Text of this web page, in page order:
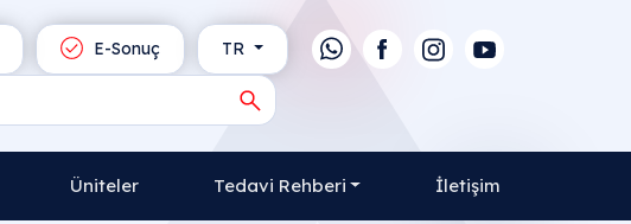
TR
E-Sonuç
Üniteler Tedavi Rehberi İletişim